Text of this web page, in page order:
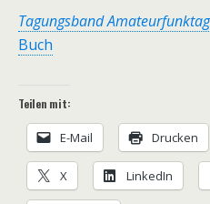
Tagungsband
Buch
Teilen mit:
E-Mail Drucken
X LinkedIn